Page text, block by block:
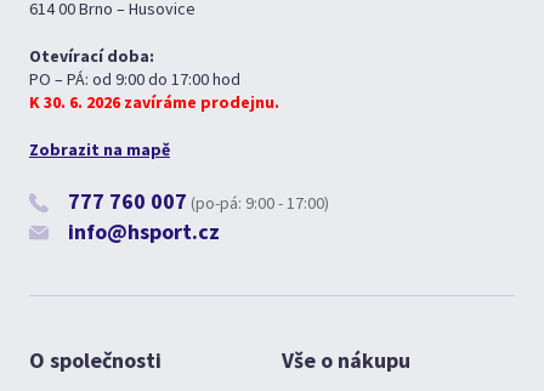
614 00 Brno – Husovice
Otevírací doba:
PO – PÁ: od 9:00 do 17:00 hod
K 30. 6. 2026 zavíráme prodejnu.
Zobrazit na mapě
777 760 007 (po-pá: 9:00 - 17:00)
info@hsport.cz
O společnosti Vše o nákupu